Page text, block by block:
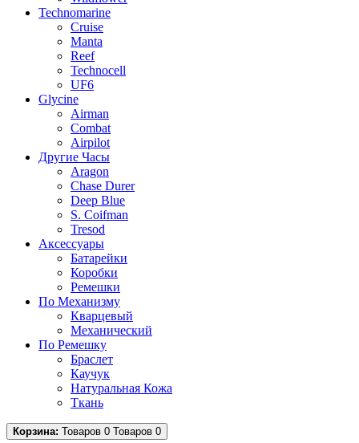
Technomarine
Cruise
Manta
Reef
Technocell
UF6
Glycine
Airman
Combat
Airpilot
Другие Часы
Aragon
Chase Durer
Deep Blue
S. Coifman
Tresod
Аксессуары
Батарейки
Коробки
Ремешки
По Механизму
Кварцевый
Механический
По Ремешку
Браслет
Каучук
Натуральная Кожа
Ткань
Корзина: Товаров 0 Товаров 0